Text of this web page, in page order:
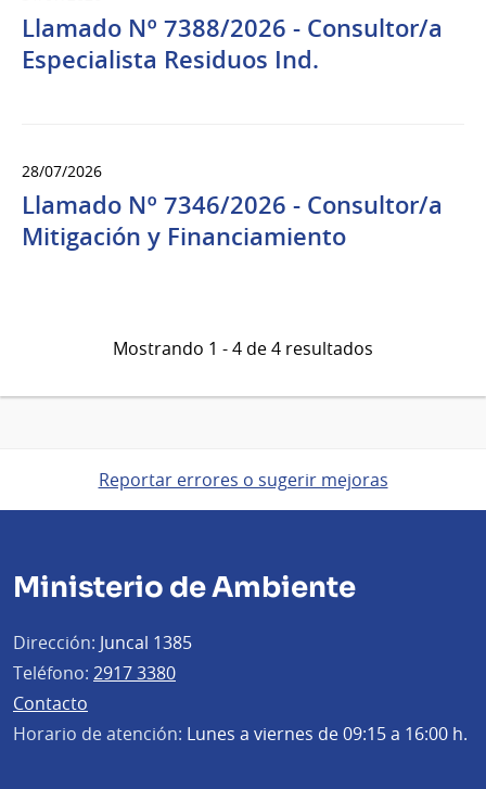
Llamado Nº 7388/2026 - Consultor/a
Especialista Residuos Ind.
28/07/2026
Llamado Nº 7346/2026 - Consultor/a
Mitigación y Financiamiento
Mostrando 1 - 4 de 4 resultados
Reportar errores o sugerir mejoras
Ministerio de Ambiente
Dirección: Juncal 1385
Teléfono: 2917 3380
Contacto
Horario de atención: Lunes a viernes de 09:15 a 16:00 h.